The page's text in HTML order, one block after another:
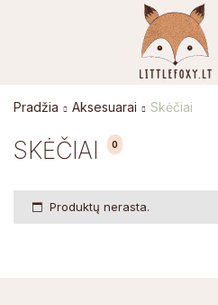
SKĖČIAI 0
Pradžia Aksesuarai Skėčiai
Produktų nerasta.